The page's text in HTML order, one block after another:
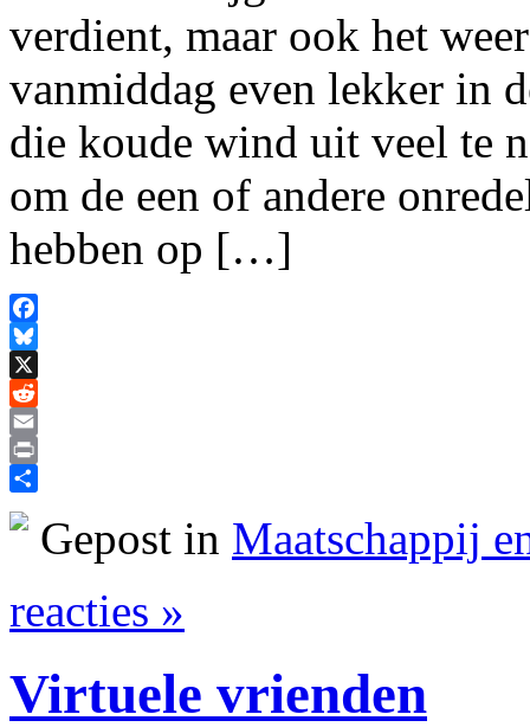
verdient, maar ook het
vanmiddag even lekker in
die koude wind uit veel te
om de een of andere
hebben op […]
Facebook
Bluesky
X
Reddit
Email
Print
Gepost in Maatschappij
reacties »
Virtuele vrienden